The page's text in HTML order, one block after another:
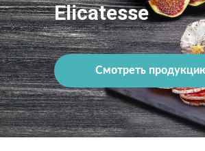
Elicatesse
Смотреть